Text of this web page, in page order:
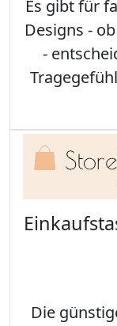
Es gibt für
Designs -
-
Die